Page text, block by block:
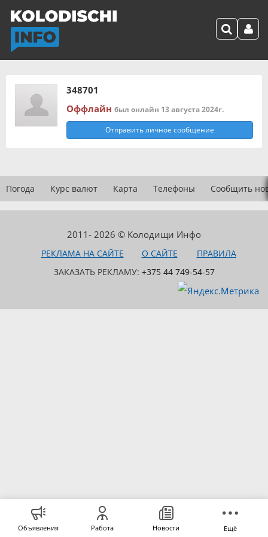
348701
Оффлайн был онлайн 13 августа 2024г.
Отправить личное сообщение
Погода Курс валют Карта Телефоны Сообщить
2011- 2026 © Колодищи Инфо
РЕКЛАМА НА САЙТЕ О САЙТЕ
ПРАВИЛА
ЗАКАЗАТЬ РЕКЛАМУ: +375 44 749-54-57
Объявления Работа Новости Ещё